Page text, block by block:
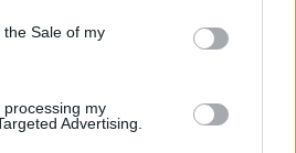
Sale of my
my
Advertising.
Adéle és az örökölt árnyak